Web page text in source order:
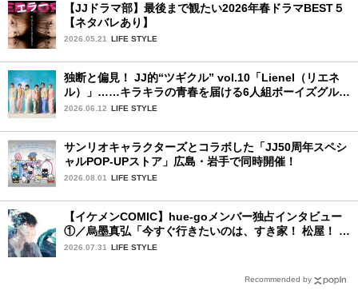
【JJドラマ部】最後まで観たい2026年春ドラマBEST５
【ネタバレあり】
2026.05.21 LIFE STYLE
独断と偏見！ JJ的“ツギクル” vol.10「Lienel（リエネ
ル）」……キラキラの青春を届ける6人組ボーイズグルー
プ
2026.06.12 LIFE STYLE
サンリオキャラクターズとコラボした「JJ50周年スペシ
ャルPOP-UPストア」広島・岩手で同時開催！
2026.08.01 LIFE STYLE
【イケメンCOMIC】hue-goメンバー独占インタビュー
①／烏墨真弘「今すぐ行きたいのは、すき家！ 松屋！ ミ
スド！」
2026.07.31 LIFE STYLE
Recommended by